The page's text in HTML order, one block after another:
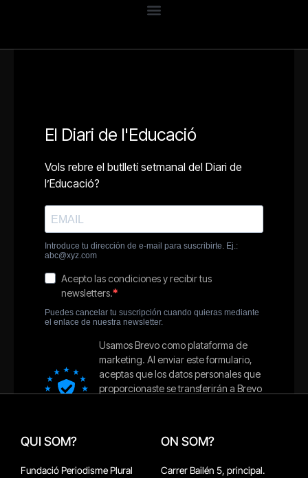
QUI SOM?
Fundació Periodisme Plural
ON SOM?
Carrer Bailén 5, principal.